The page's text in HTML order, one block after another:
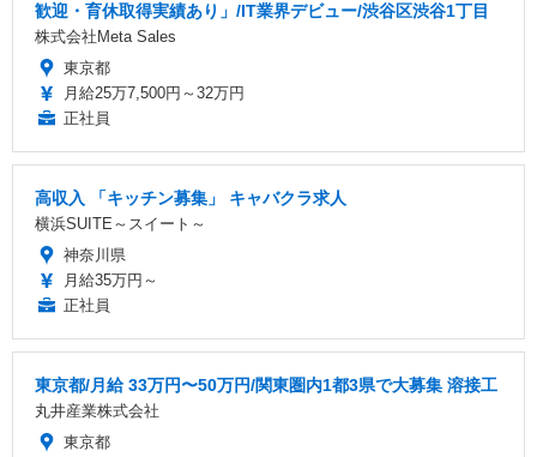
歓迎・育休取得実績あり」/IT業界デビュー/渋谷区渋谷1丁目
株式会社Meta Sales
東京都
月給25万7,500円～32万円
正社員
高収入 「キッチン募集」 キャバクラ求人
横浜SUITE～スイート～
神奈川県
月給35万円～
正社員
東京都/月給 33万円〜50万円/関東圏内1都3県で大募集 溶接工
丸井産業株式会社
東京都